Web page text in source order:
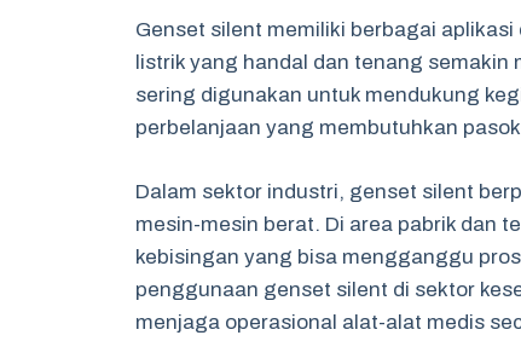
Genset silent memiliki berbagai
listrik yang handal dan tenang semakin
sering digunakan untuk mendukung
perbelanjaan yang membutuhkan
Dalam sektor industri, genset silent
mesin-mesin berat. Di area pabrik dan
kebisingan yang bisa mengganggu
penggunaan genset silent di sektor
menjaga operasional alat-alat medis